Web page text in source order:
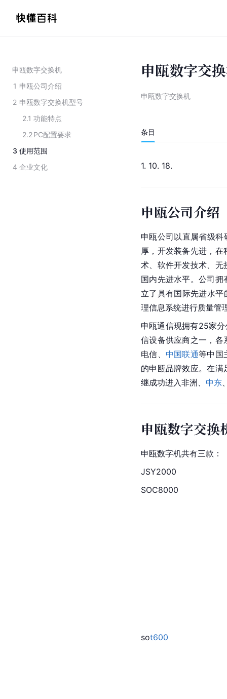
申瓯数字交换机
1 申瓯公司介绍
2 申瓯数字交换机型号
2.1 功能特点
2.2PC配置要求
3 使用范围
4 企业文化
申瓯数字交
申瓯数字交换机
条目
1. 10. 18.
申瓯公司介绍
申瓯公司以直属省级
厚，开发装备先进，
术、软件开发技术、无
国内先进水平。公司拥
立了具有国际先进水
理信息系统进行质量管
申瓯通信现拥有25家
信设备供应商之一，
电信、 中国联通等中国
的申瓯品牌效应。在
继成功进入非洲 中东
申瓯数字交换
申瓯数字机共有三款：
JSY2000
SOC8000
sot600